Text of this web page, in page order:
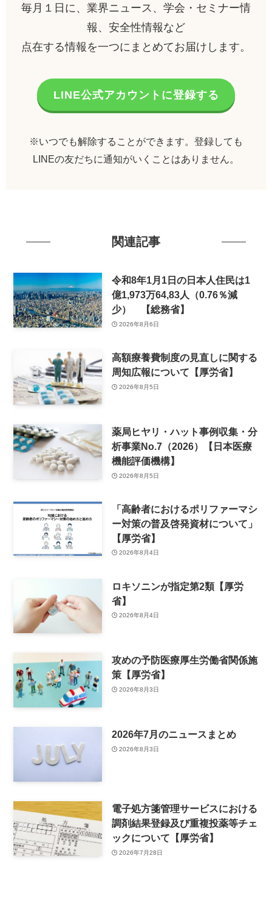
毎月１日に、業界ニュース、学会・セミナー情
報、安全性情報など
点在する情報を一つにまとめてお届けします。
LINE公式アカウントに登録する
※いつでも解除することができます。登録しても
LINEの友だちに通知がいくことはありません。
関連記事
令和8年1月1日の日本人住民は1
億1,973万64,83人（0.76％減
少） 【総務省】
2026年8月6日
高額療養費制度の見直しに関する
周知広報について【厚労省】
2026年8月5日
薬局ヒヤリ・ハット事例収集・分
析事業No.7（2026）【日本医療
機能評価機構】
2026年8月5日
「高齢者におけるポリファーマシ
ー対策の普及啓発資材について」
【厚労省】
2026年8月4日
ロキソニンが指定第2類【厚労
省】
2026年8月4日
攻めの予防医療厚生労働省関係施
策【厚労省】
2026年8月3日
2026年7月のニュースまとめ
2026年8月3日
電子処方箋管理サービスにおける
調剤結果登録及び重複投薬等チェ
ックについて【厚労省】
2026年7月28日